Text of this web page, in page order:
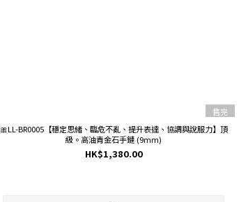
售完
🎀LL-BR0005【穩定思緒、臨危不亂、提升表達、協調與說服力】頂
級。高油青金石手鏈 (9mm)
HK$1,380.00